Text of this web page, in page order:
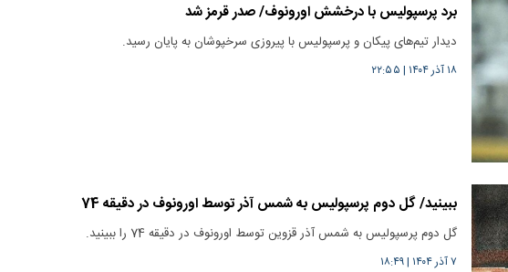
برد پرسپولیس با درخشش اورونوف/ صدر قرمز شد
دیدار تیم‌های پیکان و پرسپولیس با پیروزی سرخپوشان به پایان رسید.
۱۸ آذر ۱۴۰۴ | ۲۲:۵۵
ببینید/ گل دوم پرسپولیس به شمس آذر توسط اورونوف در دقیقه 74
گل دوم پرسپولیس به شمس آذر قزوین توسط اورونوف در دقیقه 74 را ببینید.
۷ آذر ۱۴۰۴ |۱۸:۴۹